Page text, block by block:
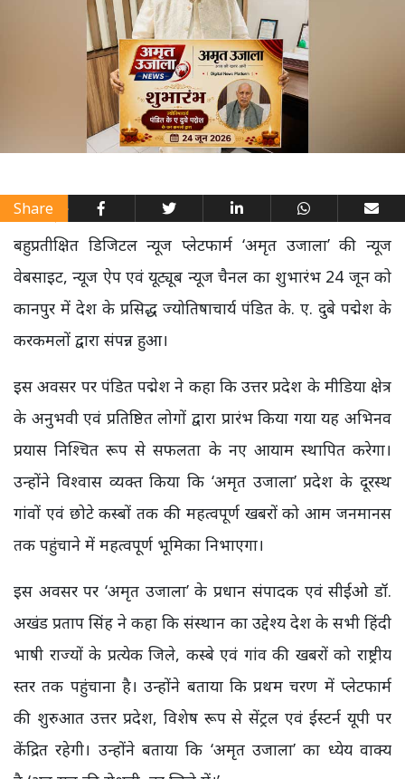
Share
बहुप्रतीक्षित डिजिटल न्यूज प्लेटफार्म ‘अमृत उजाला’ की न्यूज
वेबसाइट, न्यूज ऐप एवं यूट्यूब न्यूज चैनल का शुभारंभ 24 जून को
कानपुर में देश के प्रसिद्ध ज्योतिषाचार्य पंडित के. ए. दुबे पद्मेश के
करकमलों द्वारा संपन्न हुआ।
इस अवसर पर पंडित पद्मेश ने कहा कि उत्तर प्रदेश के मीडिया क्षेत्र
के अनुभवी एवं प्रतिष्ठित लोगों द्वारा प्रारंभ किया गया यह अभिनव
प्रयास निश्चित रूप से सफलता के नए आयाम स्थापित करेगा।
उन्होंने विश्वास व्यक्त किया कि ‘अमृत उजाला’ प्रदेश के दूरस्थ
गांवों एवं छोटे कस्बों तक की महत्वपूर्ण खबरों को आम जनमानस
तक पहुंचाने में महत्वपूर्ण भूमिका निभाएगा।
इस अवसर पर ‘अमृत उजाला’ के प्रधान संपादक एवं सीईओ डॉ.
अखंड प्रताप सिंह ने कहा कि संस्थान का उद्देश्य देश के सभी हिंदी
भाषी राज्यों के प्रत्येक जिले, कस्बे एवं गांव की खबरों को राष्ट्रीय
स्तर तक पहुंचाना है। उन्होंने बताया कि प्रथम चरण में प्लेटफार्म
की शुरुआत उत्तर प्रदेश, विशेष रूप से सेंट्रल एवं ईस्टर्न यूपी पर
केंद्रित रहेगी। उन्होंने बताया कि ‘अमृत उजाला’ का ध्येय वाक्य